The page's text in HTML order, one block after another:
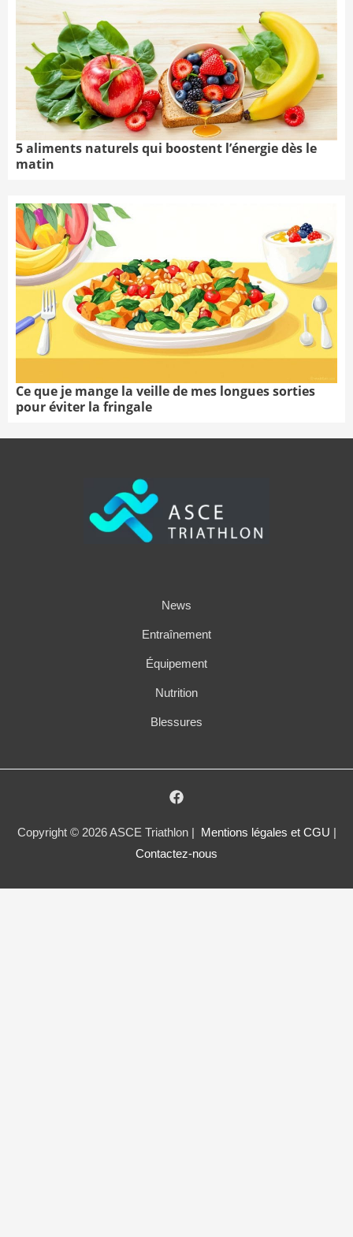
5 aliments naturels qui boostent l’énergie dès le
matin
Ce que je mange la veille de mes longues sorties
pour éviter la fringale
News
Entraînement
Équipement
Nutrition
Blessures
Copyright © 2026 ASCE Triathlon | Mentions légales et CGU
Contactez-nous